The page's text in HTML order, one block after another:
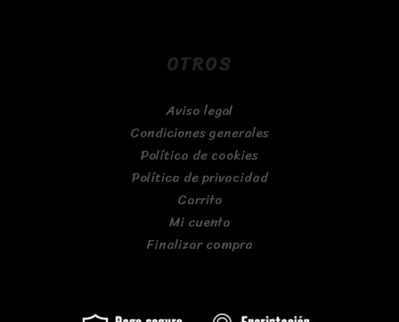
OTROS
Aviso legal
Condiciones generales
Política de cookies
Política de privacidad
Carrito
Mi cuenta
Finalizar compra